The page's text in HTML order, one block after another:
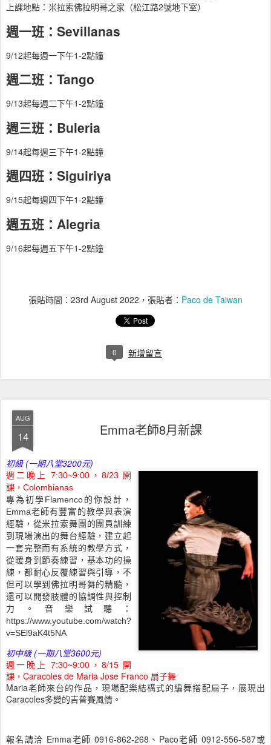
上課地點：米拉索佛拉明哥之家（松江路2號地下室）
週一班：Sevillanas
9/12起每週一下午1-2點鐘
週二班：Tango
9/13起每週二下午1-2點鐘
週三班：Buleria
9/14起每週三下午1-2點鐘
週四班：Siguiriya
9/15起每週四下午1-2點鐘
週五班：Alegria
9/16起每週五下午1-2點鐘
張貼時間： 23rd August 2022 ，張貼者： Paco de Taiwan
0 新增留言
AUG
14 Emma老師8月新課
初級 (一期八堂3200元)
週二晚上 7:30~9:00，8/23 開
課，Colombianas
專為初學Flamenco的你設計，
Emma老師有豐富的教學與表演
經驗，從米拉索舞團的團員訓練
到現場演出的舞台經驗，建立起
一套完整而有系統的教學方式，
從暖身到節奏練習，基本功的操
練，都耐心反覆練習與引導，不
但可以學到佛拉明哥舞的精髓，
還可以開發肢體的協調性與控制
力。音樂試聽：
https://www.youtube.com/watch?
v=SEl9aK4t5NA
初中級 (一期八堂3600元)
週一晚上 7:30~9:00，8/15 開
課， Caracoles de Maria Jose Franco 扇子舞
Maria老師來台的作品，現場配樂結構式的編舞搭配扇子，展現出
Caracoles多變的吉普賽風情。
報名請洽 Emma老師 0916-862-268、Paco老師 0912-556-587或